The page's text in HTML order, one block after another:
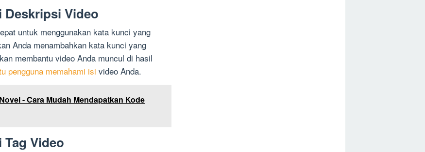
Deskripsi Video
untuk menggunakan kata kunci yang
Anda menambahkan kata kunci yang
membantu video Anda muncul di hasil
pengguna memahami isi video Anda.
- Cara Mudah Mendapatkan Kode
Video